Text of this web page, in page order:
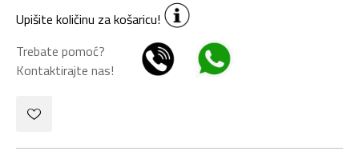
Upišite količinu za košaricu!
Trebate pomoć?
Kontaktirajte nas!